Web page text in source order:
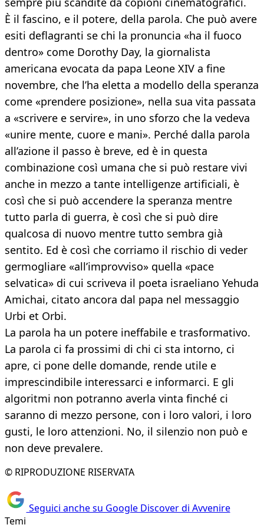
È il fascino, e il potere, della parola. Che può avere
esiti deflagranti se chi la pronuncia «ha il fuoco
dentro» come Dorothy Day, la giornalista
americana evocata da papa Leone XIV a fine
novembre, che l’ha eletta a modello della speranza
come «prendere posizione», nella sua vita passata
a «scrivere e servire», in uno sforzo che la vedeva
«unire mente, cuore e mani». Perché dalla parola
all’azione il passo è breve, ed è in questa
combinazione così umana che si può restare vivi
anche in mezzo a tante intelligenze artificiali, è
così che si può accendere la speranza mentre
tutto parla di guerra, è così che si può dire
qualcosa di nuovo mentre tutto sembra già
sentito. Ed è così che corriamo il rischio di veder
germogliare «all’improvviso» quella «pace
selvatica» di cui scriveva il poeta israeliano Yehuda
Amichai, citato ancora dal papa nel messaggio
Urbi et Orbi.
La parola ha un potere ineffabile e trasformativo.
La parola ci fa prossimi di chi ci sta intorno, ci
apre, ci pone delle domande, rende utile e
imprescindibile interessarci e informarci. E gli
algoritmi non potranno averla vinta finché ci
saranno di mezzo persone, con i loro valori, i loro
gusti, le loro attenzioni. No, il silenzio non può e
non deve prevalere.
© RIPRODUZIONE RISERVATA
Seguici anche su Google Discover di Avvenire
Temi